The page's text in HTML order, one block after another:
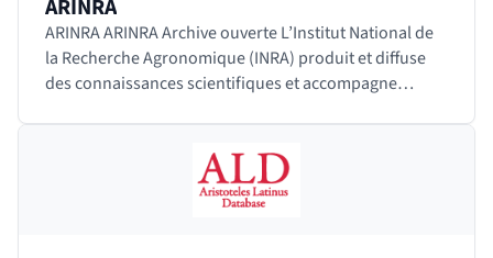
ARINRA
ARINRA ARINRA Archive ouverte L’Institut National de
la Recherche Agronomique (INRA) produit et diffuse
des connaissances scientifiques et accompagne